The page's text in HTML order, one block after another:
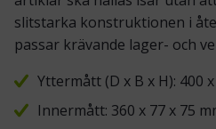
slitstarka konstruktionen i
passar krävande lager- och
Yttermått (D x B x H): 400
Innermått: 360 x 77 x 75